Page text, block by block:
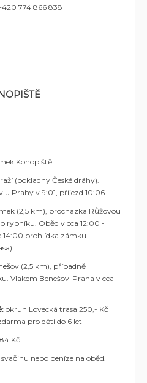
+420 774 866 838
Konopiště!
(pokladny České dráhy).
Prahy v 9:01, příjezd 10:06.
(2,5 km), procházka Růžovou
rybníku. Oběd v cca 12:00 -
14:00 prohlídka zámku
(2,5 km), případně
Vlakem Benešov-Praha v cca
okruh Lovecká trasa 250,- Kč
pro děti do 6 let
Kč
nebo peníze na oběd.